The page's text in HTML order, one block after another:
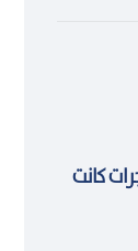
كانت